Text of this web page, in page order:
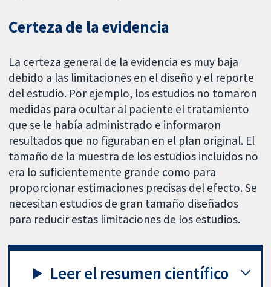
Certeza de la evidencia
La certeza general de la evidencia es muy baja
debido a las limitaciones en el diseño y el reporte
del estudio. Por ejemplo, los estudios no tomaron
medidas para ocultar al paciente el tratamiento
que se le había administrado e informaron
resultados que no figuraban en el plan original. El
tamaño de la muestra de los estudios incluidos no
era lo suficientemente grande como para
proporcionar estimaciones precisas del efecto. Se
necesitan estudios de gran tamaño diseñados
para reducir estas limitaciones de los estudios.
Leer el resumen científico